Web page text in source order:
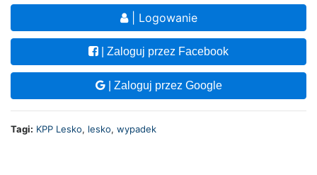
| Logowanie
| Zaloguj przez Facebook
| Zaloguj przez Google
Tagi: KPP Lesko, lesko, wypadek